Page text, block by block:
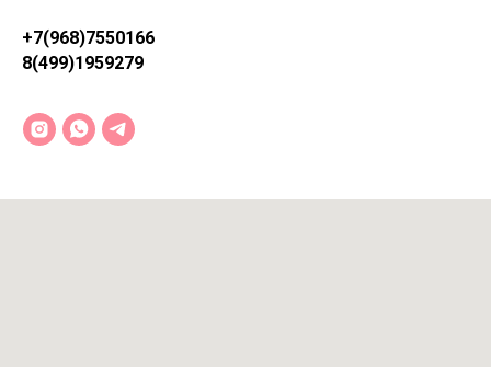
+7(968)7550166
8(499)1959279